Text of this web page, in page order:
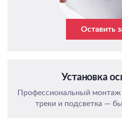
Оставить
Установка
Профессиональный
треки и подсветка —